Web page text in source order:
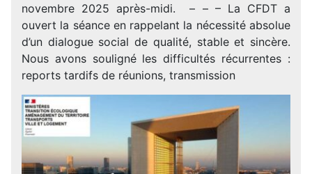
novembre 2025 après-midi. – – – La CFDT a
ouvert la séance en rappelant la nécessité absolue
d’un dialogue social de qualité, stable et sincère.
Nous avons souligné les difficultés récurrentes :
reports tardifs de réunions, transmission